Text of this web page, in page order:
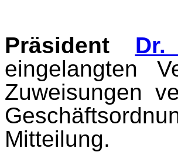
Präsident
eingelangten
Zuweisungen
Mitteilung.